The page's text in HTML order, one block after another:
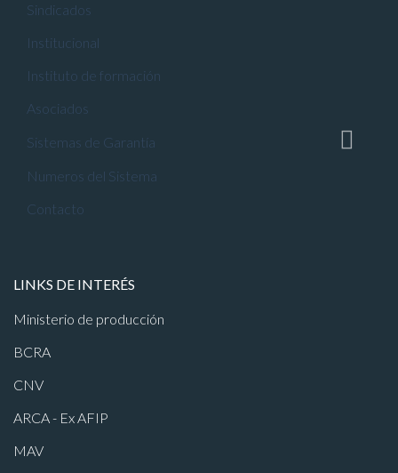
Sindicados
Institucional
Instituto de formación
Asociados
Sistemas de Garantía
Numeros del Sistema
Contacto
LINKS DE INTERÉS
Ministerio de producción
BCRA
CNV
ARCA - Ex AFIP
MAV